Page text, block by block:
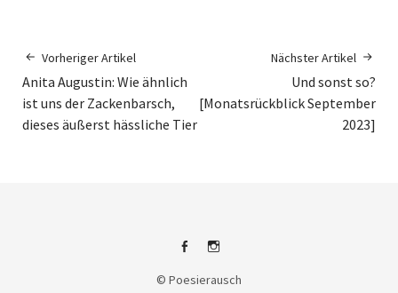
Vorheriger Artikel
Anita Augustin: Wie ähnlich
ist uns der Zackenbarsch,
dieses äußerst hässliche Tier
Nächster Artikel
Und sonst so?
[Monatsrückblick September
2023]
FacebookInstagram
© Poesierausch